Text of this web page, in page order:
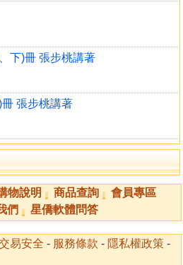
下)冊 張步桃講著
張步桃講著
物說明 商品查詢
會員專區
們 星僑軟體問答
易安全 - 服務條款 - 隱私權政策 -